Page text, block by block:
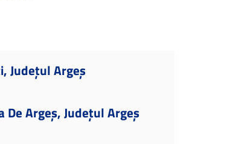
Județul Argeș
Argeș, Județul Argeș